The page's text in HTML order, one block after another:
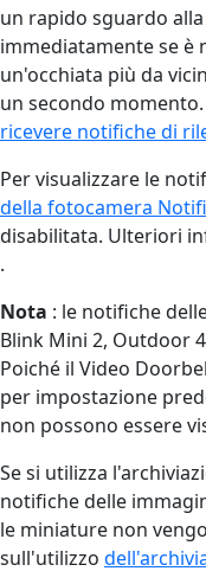
un rapido sguardo
immediatamente se è
un'occhiata più da
un secondo
ricevere notifiche di
Per visualizzare le
della fotocamera
disabilitata. Ulteriori
.
Nota : le notifiche
Blink Mini 2, Outdoor
Poiché il Video
per impostazione
non possono essere
Se si utilizza
notifiche delle
le miniature non
sull'utilizzo